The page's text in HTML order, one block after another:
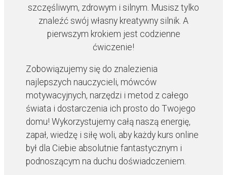
szczęśliwym, zdrowym i silnym. Musisz tylko
znaleźć swój własny kreatywny silnik. A
pierwszym krokiem jest codzienne
ćwiczenie!
Zobowiązujemy się do znalezienia
najlepszych nauczycieli, mówców
motywacyjnych, narzędzi i metod z całego
świata i dostarczenia ich prosto do Twojego
domu! Wykorzystujemy całą naszą energię,
zapał, wiedzę i siłę woli, aby każdy kurs online
był dla Ciebie absolutnie fantastycznym i
podnoszącym na duchu doświadczeniem.